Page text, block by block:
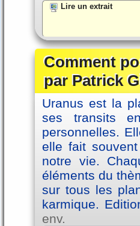
Lire un extrait
Comment
par Patrick
Uranus est la
ses transits
personnelles.
elle fait
notre vie.
éléments du
sur tous les
karmique.
env.